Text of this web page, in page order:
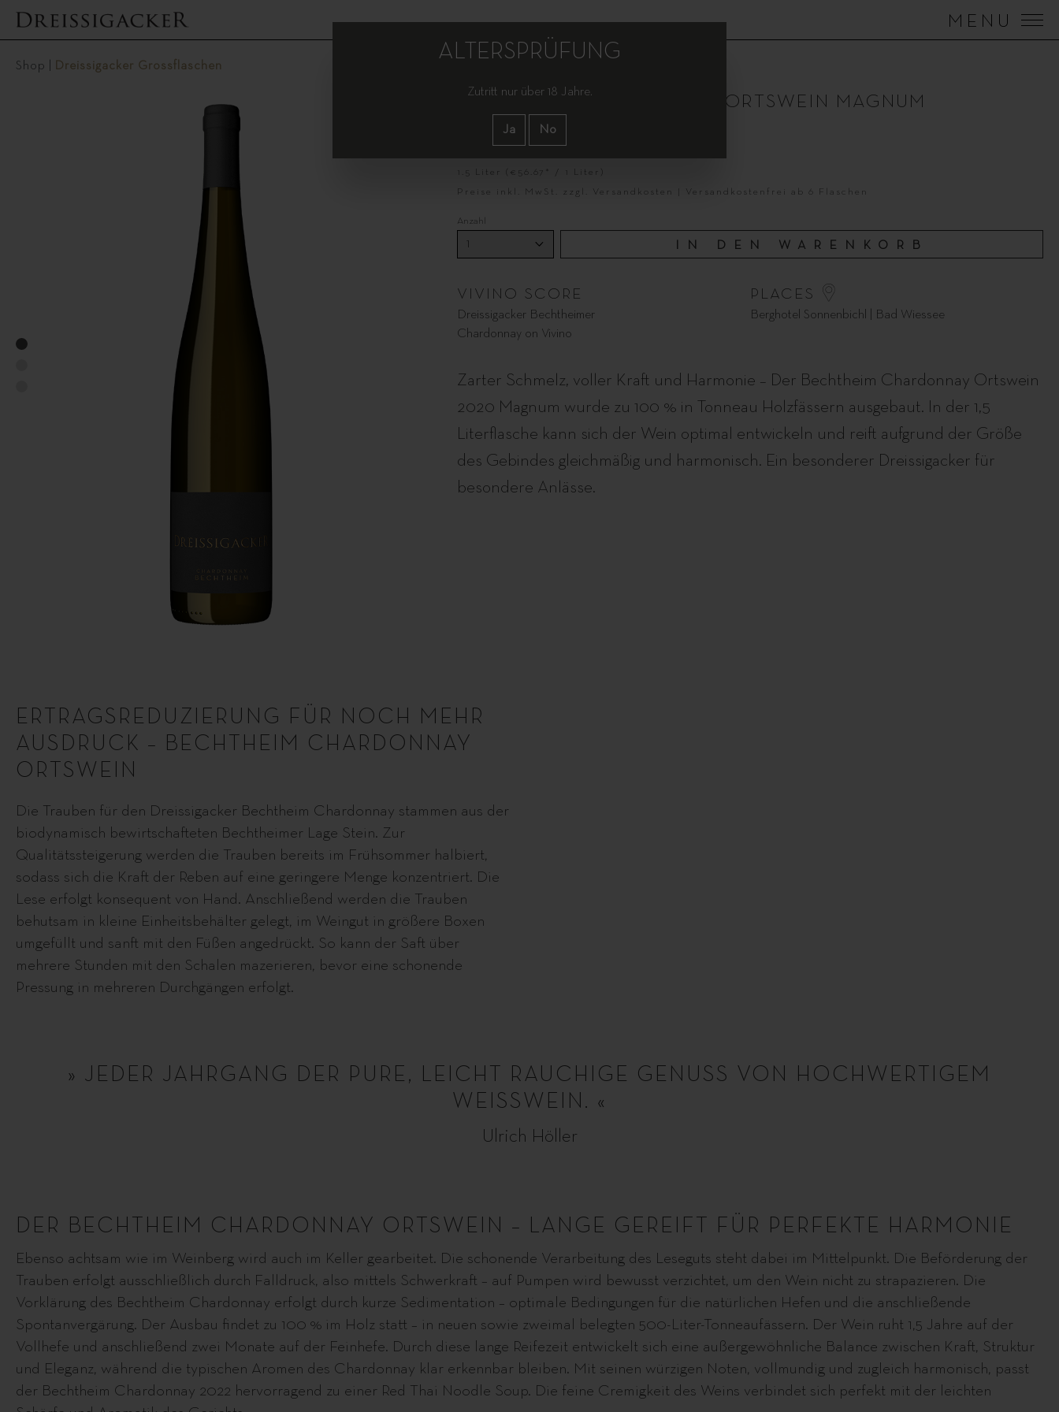
ALTERSPRÜFUNG
Zutritt nur über 18 Jahre.
Ja No
MENU
Shop Dreissigacker Grossflaschen
BECHTHEIM CHARDONNAY ORTSWEIN MAGNUM
€85.00*
1.5 Liter
(€56.67* / 1 Liter)
Preise inkl. MwSt. zzgl. Versandkosten | Versandkostenfrei ab 6 Flaschen
Anzahl
IN DEN WARENKORB
VIVINO SCORE
Dreissigacker Bechtheimer
Chardonnay on Vivino
PLACES
Berghotel Sonnenbichl | Bad Wiessee
Zarter Schmelz, voller Kraft und Harmonie – Der Bechtheim Chardonnay Ortswein
2020 Magnum wurde zu 100 % in Tonneau Holzfässern ausgebaut. In der 1,5
Literflasche kann sich der Wein optimal entwickeln und reift aufgrund der Größe
des Gebindes gleichmäßig und harmonisch. Ein besonderer Dreissigacker für
besondere Anlässe.
ERTRAGSREDUZIERUNG FÜR NOCH MEHR
AUSDRUCK – BECHTHEIM CHARDONNAY
ORTSWEIN
Die Trauben für den Dreissigacker Bechtheim Chardonnay stammen aus der
biodynamisch bewirtschafteten Bechtheimer Lage Stein. Zur
Qualitätssteigerung werden die Trauben bereits im Frühsommer halbiert,
sodass sich die Kraft der Reben auf eine geringere Menge konzentriert. Die
Lese erfolgt konsequent von Hand. Anschließend werden die Trauben
behutsam in kleine Einheitsbehälter gelegt, im Weingut in größere Boxen
umgefüllt und sanft mit den Füßen angedrückt. So kann der Saft über
mehrere Stunden mit den Schalen mazerieren, bevor eine schonende
Pressung in mehreren Durchgängen erfolgt.
» JEDER JAHRGANG DER PURE, LEICHT RAUCHIGE GENUSS VON HOCHWERTIGEM
WEISSWEIN. «
Ulrich Höller
DER BECHTHEIM CHARDONNAY ORTSWEIN – LANGE GEREIFT FÜR PERFEKTE HARMONIE
Ebenso achtsam wie im Weinberg wird auch im Keller gearbeitet. Die schonende Verarbeitung des Leseguts steht dabei im Mittelpunkt. Die Beförderung der
Trauben erfolgt ausschließlich durch Falldruck, also mittels Schwerkraft – auf Pumpen wird bewusst verzichtet, um den Wein nicht zu strapazieren. Die
Vorklärung des Bechtheim Chardonnay erfolgt durch kurze Sedimentation – optimale Bedingungen für die natürlichen Hefen und die anschließende
Spontanvergärung. Der Ausbau findet zu 100 % im Holz statt – in neuen sowie zweimal belegten 500-Liter-Tonneaufässern. Der Wein ruht 1,5 Jahre auf der
Vollhefe und anschließend zwei Monate auf der Feinhefe. Durch diese lange Reifezeit entwickelt sich eine außergewöhnliche Balance zwischen Kraft, Struktur
und Eleganz, während die typischen Aromen des Chardonnay klar erkennbar bleiben. Mit seinen würzigen Noten, vollmundig und zugleich harmonisch, passt
der Bechtheim Chardonnay 2022 hervorragend zu einer Red Thai Noodle Soup. Die feine Cremigkeit des Weins verbindet sich perfekt mit der leichten